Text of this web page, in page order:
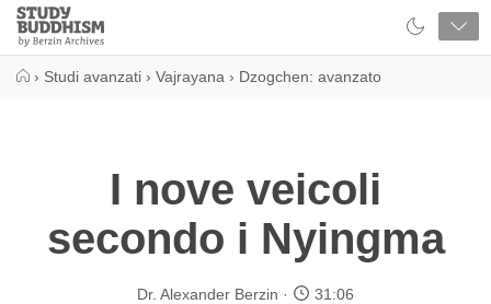
Close
Study
Buddhism
› Studi avanzati › Vajrayana › Dzogchen: avanzato
I nove veicoli
secondo i Nyingma
Dr. Alexander Berzin 31:06